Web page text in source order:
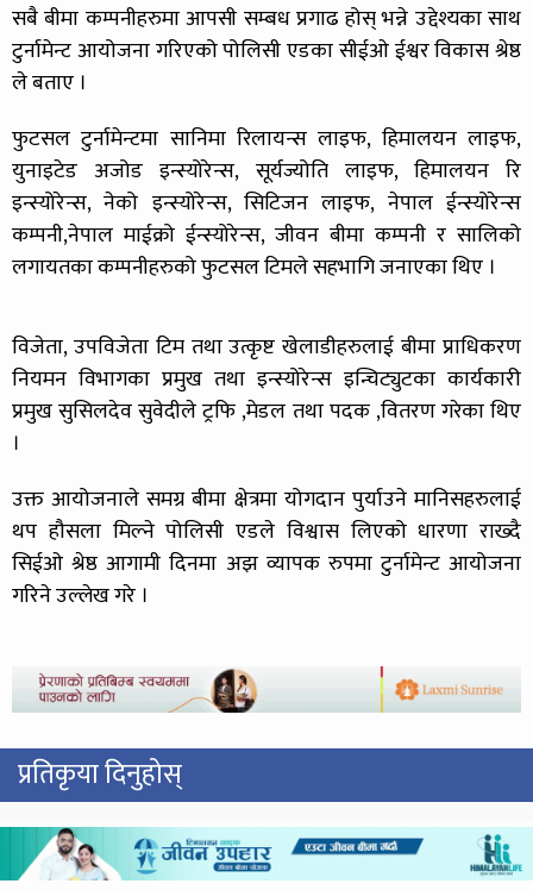
सबै बीमा कम्पनीहरुमा आपसी सम्बध प्रगाढ होस् भन्ने उद्देश्यका साथ
टुर्नामेन्ट आयोजना गरिएको पोलिसी एडका सीईओ ईश्वर विकास श्रेष्ठ
ले बताए ।
फुटसल टुर्नामेन्टमा सानिमा रिलायन्स लाइफ, हिमालयन लाइफ,
युनाइटेड अजोड इन्स्योरेन्स, सूर्यज्योति लाइफ, हिमालयन रि
इन्स्योरेन्स, नेको इन्स्योरेन्स, सिटिजन लाइफ, नेपाल ईन्स्योरेन्स
कम्पनी,नेपाल माईक्रो ईन्स्योरेन्स, जीवन बीमा कम्पनी र सालिको
लगायतका कम्पनीहरुको फुटसल टिमले सहभागि जनाएका थिए ।
विजेता, उपविजेता टिम तथा उत्कृष्ट खेलाडीहरुलाई बीमा प्राधिकरण
नियमन विभागका प्रमुख तथा इन्स्योरेन्स इन्चिट्युटका कार्यकारी
प्रमुख सुसिलदेव सुवेदीले ट्रफि ,मेडल तथा पदक ,वितरण गरेका थिए
।
उक्त आयोजनाले समग्र बीमा क्षेत्रमा योगदान पुर्याउने मानिसहरुलाई
थप हौसला मिल्ने पोलिसी एडले विश्वास लिएको धारणा राख्दै
सिईओ श्रेष्ठ आगामी दिनमा अझ व्यापक रुपमा टुर्नामेन्ट आयोजना
गरिने उल्लेख गरे ।
प्रतिकृया दिनुहोस्